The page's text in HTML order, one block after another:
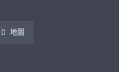
地圖